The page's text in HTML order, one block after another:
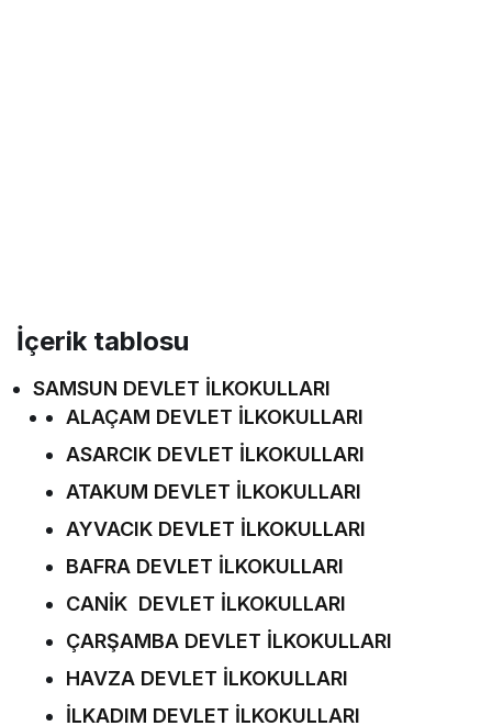
İçerik tablosu
SAMSUN DEVLET İLKOKULLARI
ALAÇAM DEVLET İLKOKULLARI
ASARCIK DEVLET İLKOKULLARI
ATAKUM DEVLET İLKOKULLARI
AYVACIK DEVLET İLKOKULLARI
BAFRA DEVLET İLKOKULLARI
CANİK DEVLET İLKOKULLARI
ÇARŞAMBA DEVLET İLKOKULLARI
HAVZA DEVLET İLKOKULLARI
İLKADIM DEVLET İLKOKULLARI